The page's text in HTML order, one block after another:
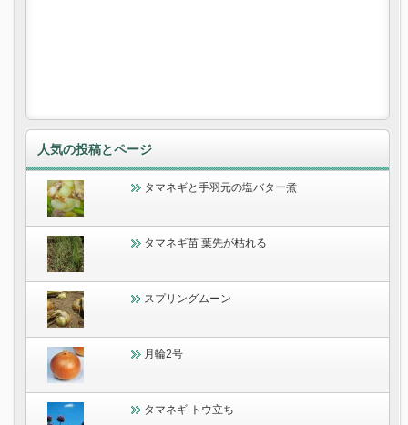
人気の投稿とページ
タマネギと手羽元の塩バター煮
タマネギ苗 葉先が枯れる
スプリングムーン
月輪2号
タマネギ トウ立ち